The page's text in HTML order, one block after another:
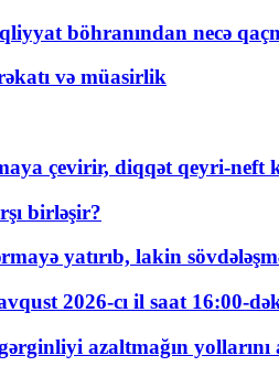
böhranından necə
və müasirlik
çevirir, diqqət qeyri-neft
birləşir?
yatırıb, lakin
2026-cı il saat 16:00-
azaltmağın